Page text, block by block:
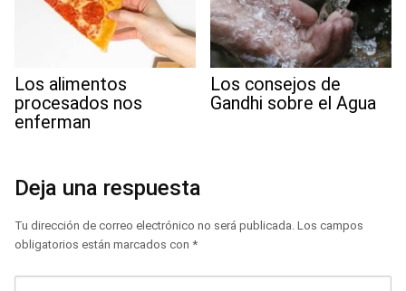
Los alimentos
procesados nos
enferman
Los consejos de
Gandhi sobre el Agua
Deja una respuesta
Tu dirección de correo electrónico no será publicada. Los campos
obligatorios están marcados con *